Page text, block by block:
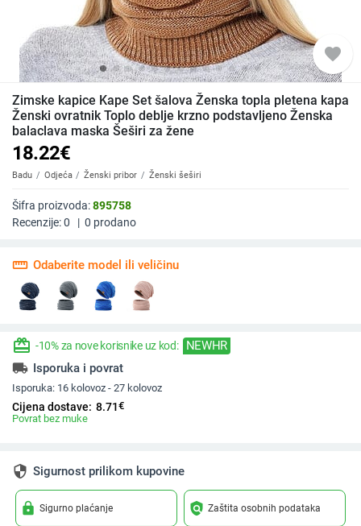
favorite
Zimske kapice Kape Set šalova Ženska topla pletena kapa
Ženski ovratnik Toplo deblje krzno podstavljeno Ženska
balaclava maska Šeširi za žene
18.22€
Badu Odjeća Ženski pribor Ženski šeširi
Šifra proizvoda:895758
Recenzije:0 | 0 prodano
straighten Odaberite model ili veličinu
redeem -10% za nove korisnike uz kod: NEWHR
local_shipping Isporuka i povrat
Isporuka: 16 kolovoz - 27 kolovoz
Cijena dostave: 8.71€
Povrat bez muke
security Sigurnost prilikom kupovine
lock Sigurno plaćanje policy Zaštita osobnih podataka